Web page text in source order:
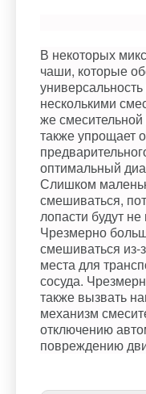
В некоторых
чаши, которые
несколькими
же смесительной
также упрощает
оптимальный
Слишком
смешиваться,
лопасти будут
Чрезмерно
смешиваться из-
места для
сосуда.
также вызвать
механизм
отключению
повреждению